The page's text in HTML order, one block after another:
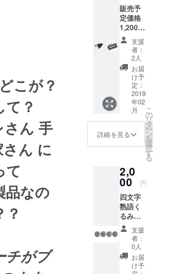
こが？
て？
さん 手
ん に
て
品なの
？
チがブ
販売予
定価格
1,200円
（税
別）の
新製品
スナッ
プピア
FB......1
オーク
社のウ
エブ
ショッ
プで、
以上の
お買い
もので
使える
1500円
のクー
ポン券
......1枚
スナッ
プピア
ス FB 1
支援
者：
2人
お届
け予
定：
2019
年02
月
詳細を見る
こ
の
リ
タ
ー
ン
を
選
択
す
る
2,0
00 円
四文字
熟語く
るみボ
タ
ン......1
種4個
セット
(刺繍く
支援
者：
0人
お届
け予